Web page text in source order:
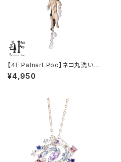
【4F Palnart Poc】ネコ丸洗いネ
ックレス
¥4,950